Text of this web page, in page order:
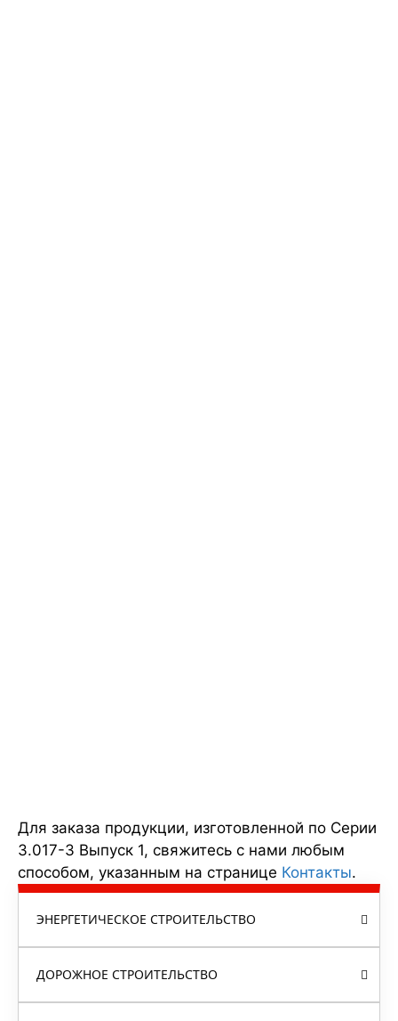
Для заказа продукции, изготовленной по Серии
3.017-3 Выпуск 1, свяжитесь с нами любым
способом, указанным на странице Контакты.
ЭНЕРГЕТИЧЕСКОЕ СТРОИТЕЛЬСТВО
ДОРОЖНОЕ СТРОИТЕЛЬСТВО